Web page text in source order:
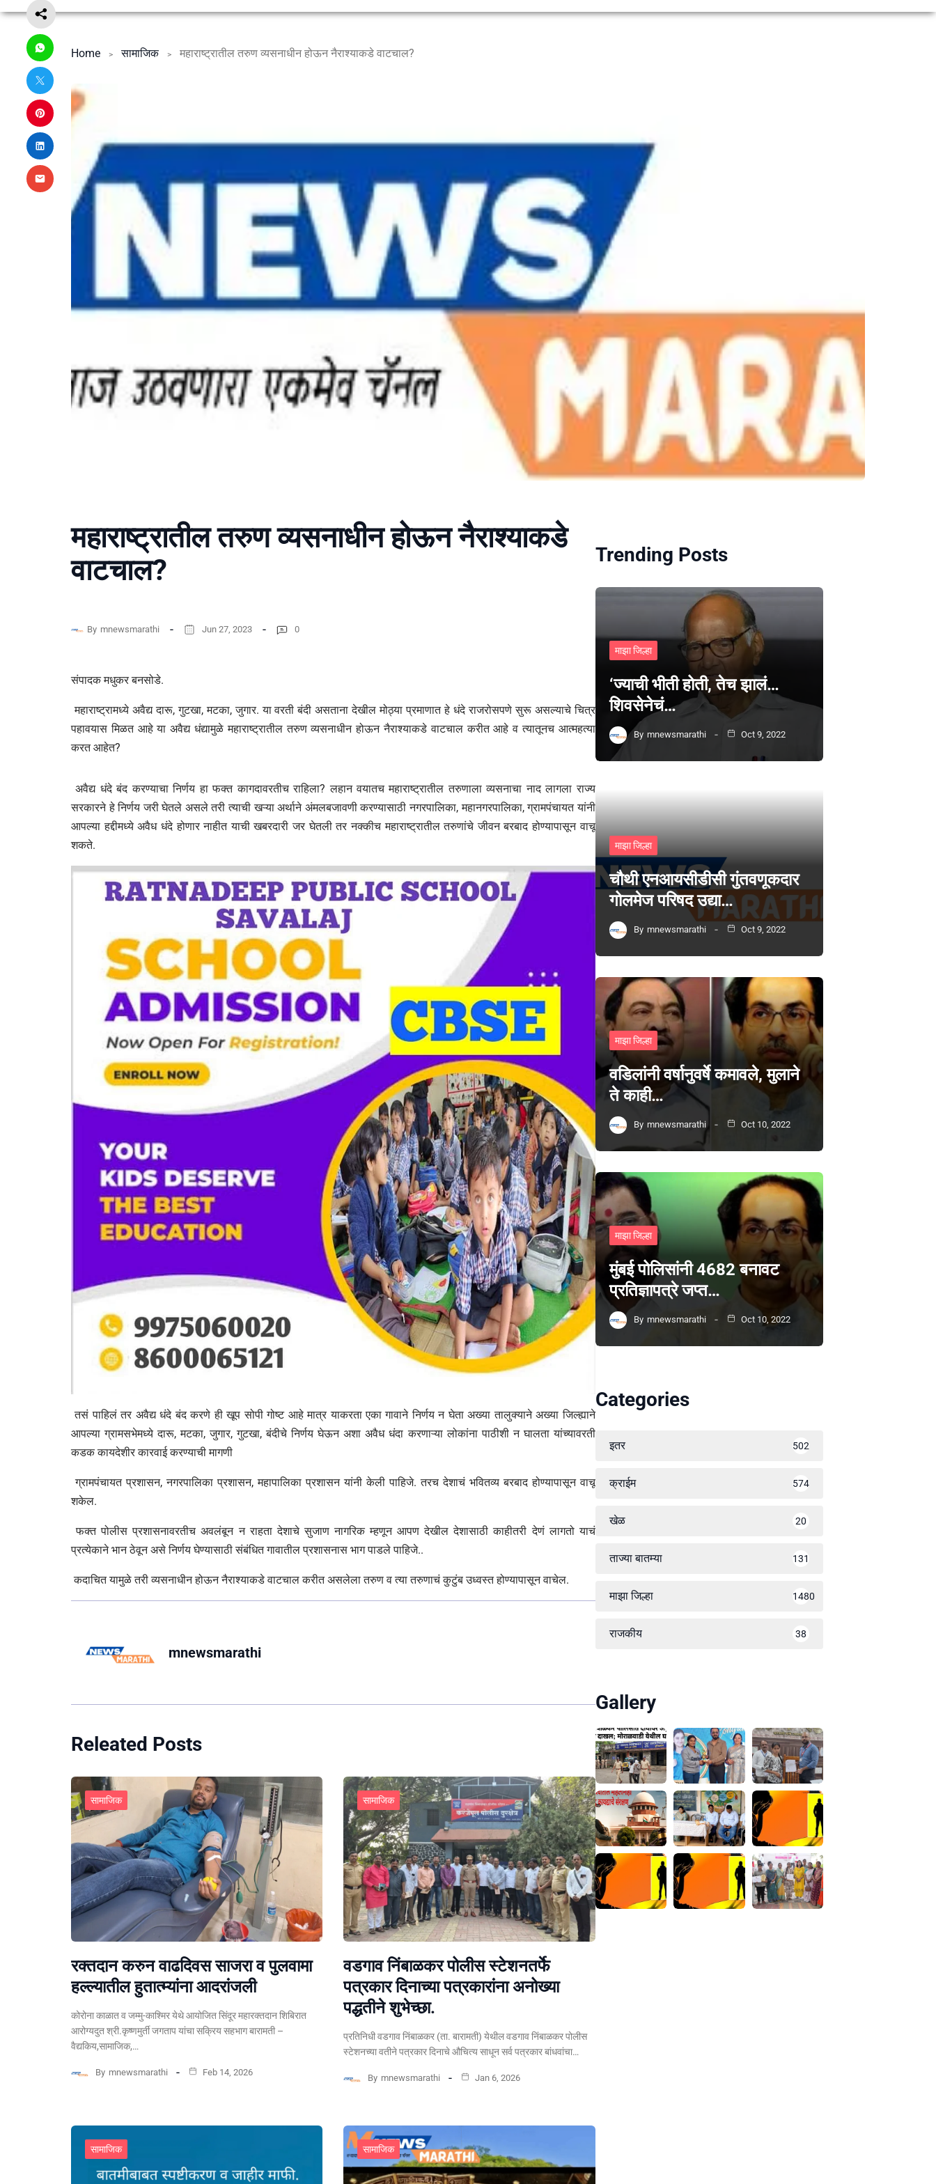
Home सामाजिक महाराष्ट्रातील तरुण व्यसनाधीन होऊन नैराश्याकडे वाटचाल?
महाराष्ट्रातील तरुण व्यसनाधीन होऊन नैराश्याकडे
वाटचाल?
By mnewsmarathi Jun 27, 2023 0
संपादक मधुकर बनसोडे.
महाराष्ट्रामध्ये अवैद्य दारू, गुटखा, मटका, जुगार. या वरती बंदी असताना देखील मोठ्या प्रमाणात हे धंदे राजरोसपणे सुरू असल्याचे चित्र
पहावयास मिळत आहे या अवैद्य धंद्यामुळे महाराष्ट्रातील तरुण व्यसनाधीन होऊन नैराश्याकडे वाटचाल करीत आहे व त्यातूनच आत्महत्या
करत आहेत?
अवैद्य धंदे बंद करण्याचा निर्णय हा फक्त कागदावरतीच राहिला? लहान वयातच महाराष्ट्रातील तरुणाला व्यसनाचा नाद लागला राज्य
सरकारने हे निर्णय जरी घेतले असले तरी त्याची खऱ्या अर्थाने अंमलबजावणी करण्यासाठी नगरपालिका, महानगरपालिका, ग्रामपंचायत यांनी
आपल्या हद्दीमध्ये अवैध धंदे होणार नाहीत याची खबरदारी जर घेतली तर नक्कीच महाराष्ट्रातील तरुणांचे जीवन बरबाद होण्यापासून वाचू
शकते.
तसं पाहिलं तर अवैद्य धंदे बंद करणे ही खूप सोपी गोष्ट आहे मात्र याकरता एका गावाने निर्णय न घेता अख्या तालुक्याने अख्या जिल्ह्याने
आपल्या ग्रामसभेमध्ये दारू, मटका, जुगार, गुटखा, बंदीचे निर्णय घेऊन अशा अवैध धंदा करणाऱ्या लोकांना पाठीशी न घालता यांच्यावरती
कडक कायदेशीर कारवाई करण्याची मागणी
ग्रामपंचायत प्रशासन, नगरपालिका प्रशासन, महापालिका प्रशासन यांनी केली पाहिजे. तरच देशाचं भवितव्य बरबाद होण्यापासून वाचू
शकेल.
फक्त पोलीस प्रशासनावरतीच अवलंबून न राहता देशाचे सुजाण नागरिक म्हणून आपण देखील देशासाठी काहीतरी देणं लागतो याचं
प्रत्येकाने भान ठेवून असे निर्णय घेण्यासाठी संबंधित गावातील प्रशासनास भाग पाडले पाहिजे..
कदाचित यामुळे तरी व्यसनाधीन होऊन नैराश्याकडे वाटचाल करीत असलेला तरुण व त्या तरुणाचं कुटुंब उध्वस्त होण्यापासून वाचेल.
mnewsmarathi
Releated Posts
सामाजिक
रक्तदान करुन वाढदिवस साजरा व पुलवामा
हल्ल्यातील हुतात्म्यांना आदरांजली
कोरोना काळात व जम्मु-काश्मिर येथे आयोजित सिंदूर महारक्तदान शिबिरात
आरोग्यदुत श्री.कृष्णमुर्ती जगताप यांचा सक्रिय सहभाग बारामती –
वैद्यकिय,सामाजिक,…
By mnewsmarathi Feb 14, 2026
सामाजिक
वडगाव निंबाळकर पोलीस स्टेशनतर्फे
पत्रकार दिनाच्या पत्रकारांना अनोख्या
पद्धतीने शुभेच्छा.
प्रतिनिधी वडगाव निंबाळकर (ता. बारामती) येथील वडगाव निंबाळकर पोलीस
स्टेशनच्या वतीने पत्रकार दिनाचे औचित्य साधून सर्व पत्रकार बांधवांचा…
By mnewsmarathi Jan 6, 2026
सामाजिक सामाजिक
Trending Posts
माझा जिल्हा
‘ज्याची भीती होती, तेच झालं…
शिवसेनेचं…
By mnewsmarathi Oct 9, 2022
माझा जिल्हा
चौथी एनआयसीडीसी गुंतवणूकदार
गोलमेज परिषद उद्या…
By mnewsmarathi Oct 9, 2022
माझा जिल्हा
वडिलांनी वर्षानुवर्षे कमावले, मुलाने
ते काही…
By mnewsmarathi Oct 10, 2022
माझा जिल्हा
मुंबई पोलिसांनी 4682 बनावट
प्रतिज्ञापत्रे जप्त…
By mnewsmarathi Oct 10, 2022
Categories
इतर 502
क्राईम 574
खेळ 20
ताज्या बातम्या 131
माझा जिल्हा 1480
राजकीय 38
Gallery